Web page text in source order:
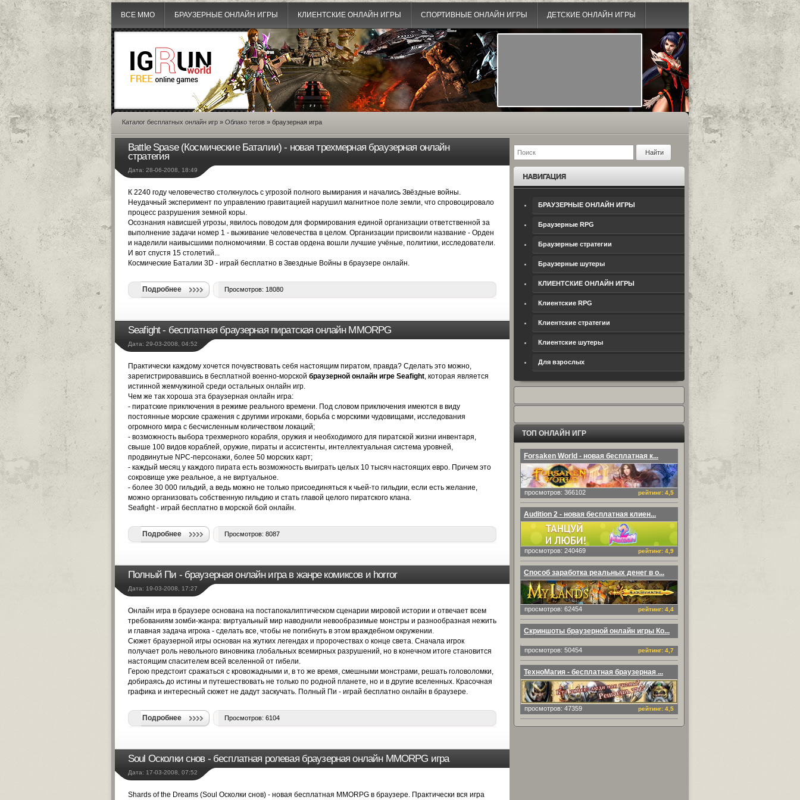
ВСЕ MMO БРАУЗЕРНЫЕ ОНЛАЙН ИГРЫ КЛИЕНТСКИЕ ОНЛАЙН ИГРЫ СПОРТИВНЫЕ ОНЛАЙН ИГРЫ ДЕТСКИЕ ОНЛАЙН ИГРЫ
Каталог бесплатных онлайн игр » Облако тегов » браузерная игра
Battle Spase (Космические Баталии) - новая трехмерная браузерная онлайн
стратегия
Дата: 28-06-2008, 18:49
К 2240 году человечество столкнулось с угрозой полного вымирания и начались Звёздные войны.
Неудачный эксперимент по управлению гравитацией нарушил магнитное поле земли, что спровоцировало
процесс разрушения земной коры.
Осознания нависшей угрозы, явилось поводом для формирования единой организации ответственной за
выполнение задачи номер 1 - выживание человечества в целом. Организации присвоили название - Орден
и наделили наивысшими полномочиями. В состав ордена вошли лучшие учёные, политики, исследователи.
И вот спустя 15 столетий...
Космические Баталии 3D - играй бесплатно в Звездные Войны в браузере онлайн.
Подробнее Просмотров: 18080
Seafight - бесплатная браузерная пиратская онлайн ММОRPG
Дата: 29-03-2008, 04:52
Практически каждому хочется почувствовать себя настоящим пиратом, правда? Сделать это можно,
зарегистрировавшись в бесплатной военно-морской браузерной онлайн игре Seafight, которая является
истинной жемчужиной среди остальных онлайн игр.
Чем же так хороша эта браузерная онлайн игра:
- пиратские приключения в режиме реального времени. Под словом приключения имеются в виду
постоянные морские сражения с другими игроками, борьба с морскими чудовищами, исследования
огромного мира с бесчисленным количеством локаций;
- возможность выбора трехмерного корабля, оружия и необходимого для пиратской жизни инвентаря,
свыше 100 видов кораблей, оружие, пираты и ассистенты, интеллектуальная система уровней,
продвинутые NPC-персонажи, более 50 морских карт;
- каждый месяц у каждого пирата есть возможность выиграть целых 10 тысяч настоящих евро. Причем это
сокровище уже реальное, а не виртуальное.
- более 30 000 гильдий, а ведь можно не только присоединяться к чьей-то гильдии, если есть желание,
можно организовать собственную гильдию и стать главой целого пиратского клана.
Seafight - играй бесплатно в морской бой онлайн.
Подробнее Просмотров: 8087
Полный Пи - браузерная онлайн игра в жанре комиксов и horror
Дата: 19-03-2008, 17:27
Онлайн игра в браузере основана на постапокалиптическом сценарии мировой истории и отвечает всем
требованиям зомби-жанра: виртуальный мир наводнили невообразимые монстры и разнообразная нежить
и главная задача игрока - сделать все, чтобы не погибнуть в этом враждебном окружении.
Сюжет браузерной игры основан на жутких легендах и пророчествах о конце света. Сначала игрок
получает роль невольного виновника глобальных всемирных разрушений, но в конечном итоге становится
настоящим спасителем всей вселенной от гибели.
Герою предстоит сражаться с кровожадными и, в то же время, смешными монстрами, решать головоломки,
добираясь до истины и путешествовать не только по родной планете, но и в другие вселенных. Красочная
графика и интересный сюжет не дадут заскучать. Полный Пи - играй бесплатно онлайн в браузере.
Подробнее Просмотров: 6104
Soul Осколки снов - бесплатная ролевая браузерная онлайн MMORPG игра
Дата: 17-03-2008, 07:52
Shards of the Dreams (Soul Осколки снов) - новая бесплатная MMORPG в браузере. Практически вся игра
БРАУЗЕРНЫЕ ОНЛАЙН ИГРЫ
Браузерные RPG
Браузерные стратегии
Браузерные шутеры
КЛИЕНТСКИЕ ОНЛАЙН ИГРЫ
Клиентские RPG
Клиентские стратегии
Клиентские шутеры
Для взрослых
ТОП ОНЛАЙН ИГР
Forsaken World - новая бесплатная к...
просмотров: 366102 рейтинг: 4,5
Audition 2 - новая бесплатная клиен...
просмотров: 240469 рейтинг: 4,9
Способ заработка реальных денег в о...
просмотров: 62454 рейтинг: 4,4
Скриншоты браузерной онлайн игры Ко...
просмотров: 50454 рейтинг: 4,7
ТехноМагия - бесплатная браузерная ...
просмотров: 47359 рейтинг: 4,5